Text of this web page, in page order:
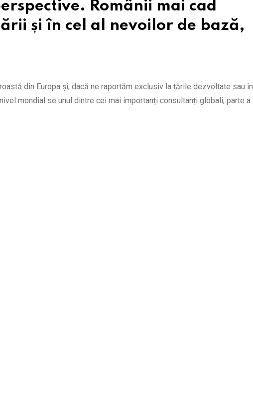
Românii mai cad
și în cel al nevoilor de bază,
din Europa și, dacă ne raportăm exclusiv la țările dezvoltate sau în
mondial se unul dintre cei mai importanți consultanți globali, parte a